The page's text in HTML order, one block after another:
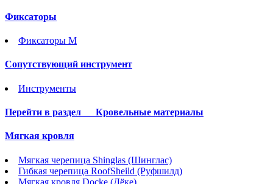
Фиксаторы
Фиксаторы М
Сопутствующий инструмент
Инструменты
Перейти в раздел Кровельные материалы
Мягкая кровля
Мягкая черепица Shinglas (Шинглас)
Гибкая черепица RoofSheild (Руфшилд)
Мягкая кровля Docke (Дёке)